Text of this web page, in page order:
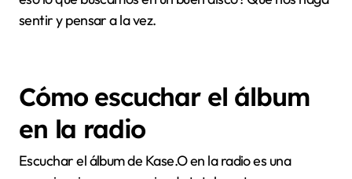
historias me conecta de forma muy personal.
arreglos hasta los detalles más pequeños, todo
contribuye a crear una atmósfera única que alcanza
tanto al oyente casual como al más exigente. ¿No es
eso lo que buscamos en un buen disco? Que nos haga